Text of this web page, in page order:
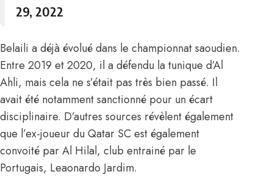
29, 2022
Belaili a déjà évolué dans le championnat saoudien.
Entre 2019 et 2020, il a défendu la tunique d’Al
Ahli, mais cela ne s’était pas très bien passé. Il
avait été notamment sanctionné pour un écart
disciplinaire. D’autres sources révèlent également
que l’ex-joueur du Qatar SC est également
convoité par Al Hilal, club entrainé par le
Portugais, Leaonardo Jardim.